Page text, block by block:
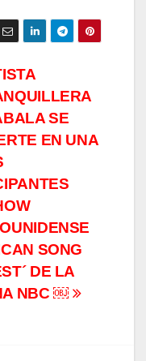
SE
EN UNA
SONG
DE LA
NBC ￼